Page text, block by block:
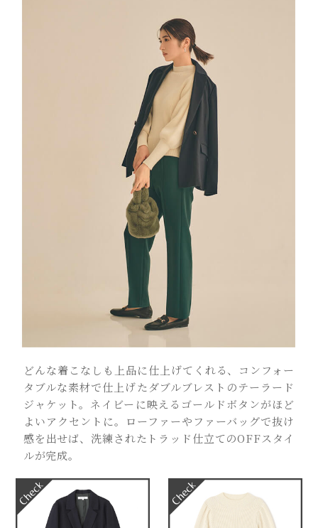
どんな着こなしも上品に仕上げてくれる、コンフォー
タブルな素材で仕上げたダブルブレストのテーラード
ジャケット。ネイビーに映えるゴールドボタンがほど
よいアクセントに。ローファーやファーバッグで抜け
感を出せば、洗練されたトラッド仕立てのOFFスタイ
ルが完成。